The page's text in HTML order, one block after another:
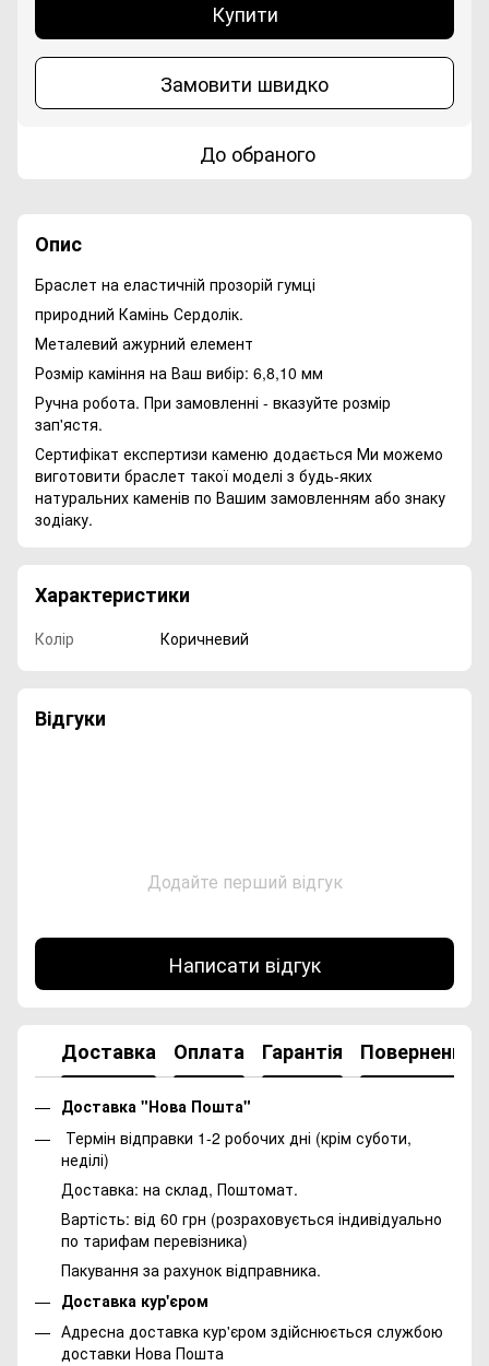
Купити
Замовити швидко
До обраного
Опис
Браслет на еластичній прозорій гумці
природний Камінь Сердолік.
Металевий ажурний елемент
Розмір каміння на Ваш вибір: 6,8,10 мм
Ручна робота. При замовленні - вказуйте розмір
зап'ястя.
Сертифікат експертизи каменю додається Ми можемо
виготовити браслет такої моделі з будь-яких
натуральних каменів по Вашим замовленням або знаку
зодіаку.
Характеристики
Колір Коричневий
Відгуки
Додайте перший відгук
Написати відгук
Доставка Оплата Гарантія Повернення
Доставка "Нова Пошта"
Термін відправки 1-2 робочих дні (крім суботи,
неділі)
Доставка: на склад, Поштомат.
Вартість: від 60 грн (розраховується індивідуально
по тарифам перевізника)
Пакування за рахунок відправника.
Доставка кур'єром
Адресна доставка кур'єром здійснюється службою
доставки Нова Пошта